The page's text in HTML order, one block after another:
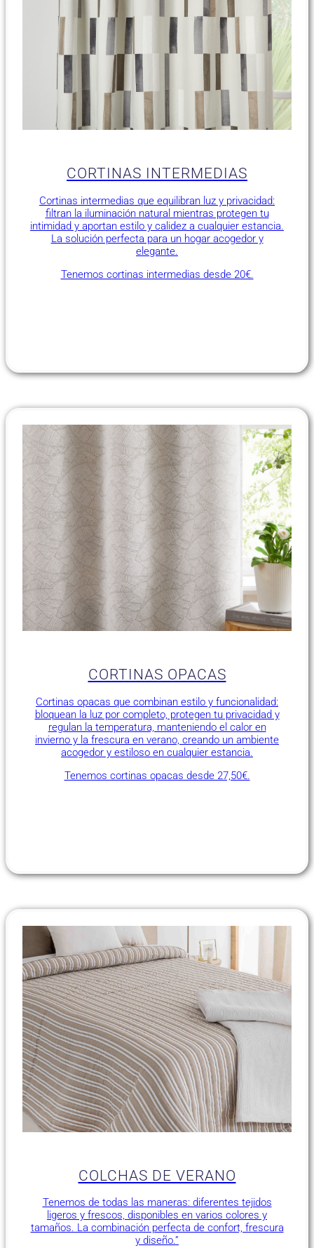
CORTINAS INTERMEDIAS
Cortinas intermedias que equilibran luz y privacidad:
filtran la iluminación natural mientras protegen tu
intimidad y aportan estilo y calidez a cualquier estancia.
La solución perfecta para un hogar acogedor y
elegante.
Tenemos cortinas intermedias desde 20€.
CORTINAS OPACAS
Cortinas opacas que combinan estilo y funcionalidad:
bloquean la luz por completo, protegen tu privacidad y
regulan la temperatura, manteniendo el calor en
invierno y la frescura en verano, creando un ambiente
acogedor y estiloso en cualquier estancia.
Tenemos cortinas opacas desde 27,50€.
COLCHAS DE VERANO
Tenemos de todas las maneras: diferentes tejidos
ligeros y frescos, disponibles en varios colores y
tamaños. La combinación perfecta de confort, frescura
y diseño.”